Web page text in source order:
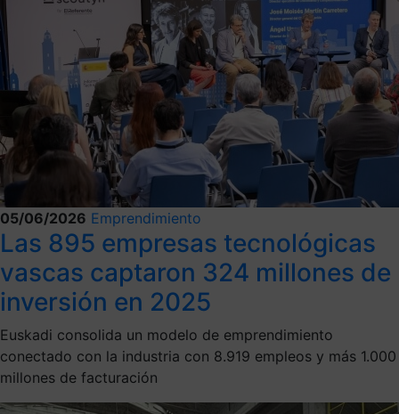
05/06/2026 Emprendimiento
Las 895 empresas tecnológicas
vascas captaron 324 millones de
inversión en 2025
Euskadi consolida un modelo de emprendimiento
conectado con la industria con 8.919 empleos y más 1.000
millones de facturación